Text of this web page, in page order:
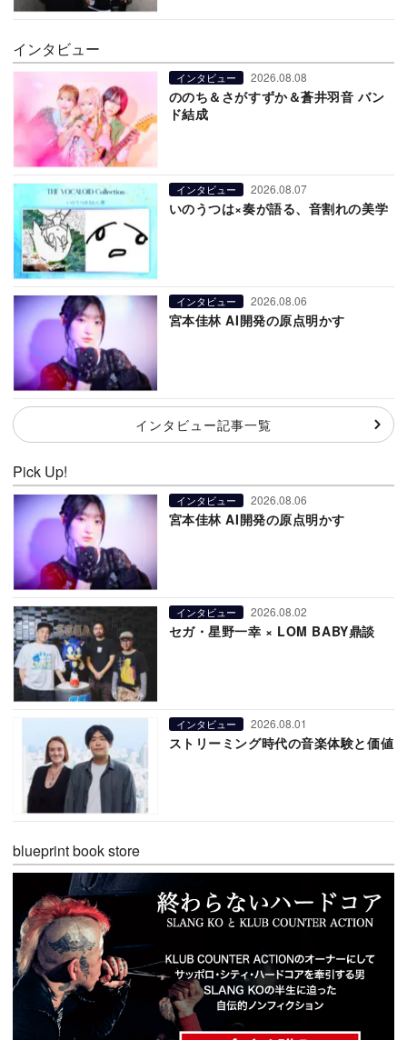
インタビュー
インタビュー 2026.08.08
ののち＆さがすずか＆蒼井羽音 バン
ド結成
インタビュー 2026.08.07
いのうつは×奏が語る、音割れの美学
インタビュー 2026.08.06
宮本佳林 AI開発の原点明かす
インタビュー記事一覧
Pick Up!
インタビュー 2026.08.06
宮本佳林 AI開発の原点明かす
インタビュー 2026.08.02
セガ・星野一幸 × LOM BABY鼎談
インタビュー 2026.08.01
ストリーミング時代の音楽体験と価値
blueprint book store